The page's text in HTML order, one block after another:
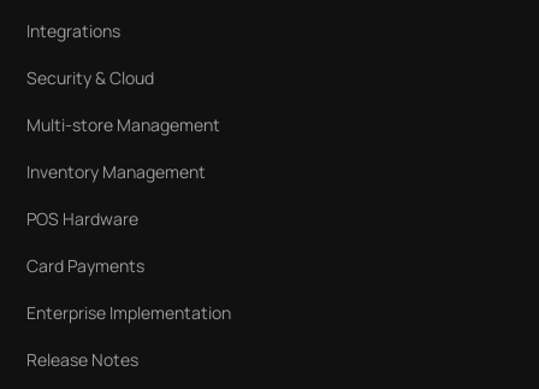
Integrations
Security & Cloud
Multi-store Management
Inventory Management
POS Hardware
Card Payments
Enterprise Implementation
Release Notes